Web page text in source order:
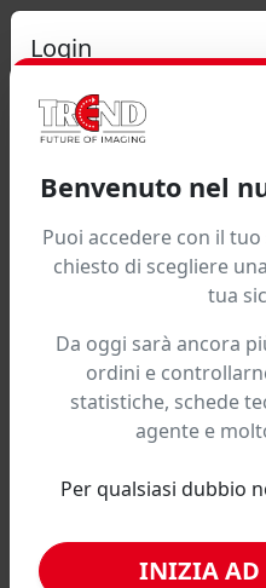
Login
Email:
Registrazione
Dati Azienda
Benvenuto nel
Puoi accedere con il
chiesto di scegliere una
tua
Da oggi sarà ancora
ordini e
statistiche, schede
agente e
Per qualsiasi dubbio
INIZIA AD